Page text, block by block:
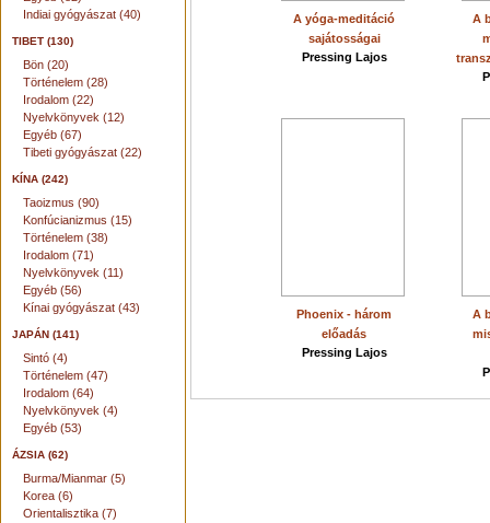
Indiai gyógyászat (40)
TIBET (130)
Bön (20)
Történelem (28)
Irodalom (22)
Nyelvkönyvek (12)
Egyéb (67)
Tibeti gyógyászat (22)
KÍNA (242)
Taoizmus (90)
Konfúcianizmus (15)
Történelem (38)
Irodalom (71)
Nyelvkönyvek (11)
Egyéb (56)
Kínai gyógyászat (43)
JAPÁN (141)
Sintó (4)
Történelem (47)
Irodalom (64)
Nyelvkönyvek (4)
Egyéb (53)
ÁZSIA (62)
Burma/Mianmar (5)
Korea (6)
Orientalisztika (7)
A yóga-meditáció
sajátosságai
Pressing Lajos
A
Phoenix - három
előadás
Pressing Lajos
A